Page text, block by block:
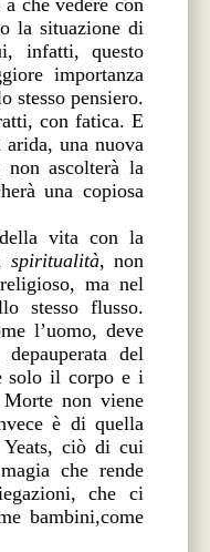
la situazione di
infatti, questo
importanza
stesso pensiero.
con fatica. E
una nuova
ascolterà la
una copiosa
vita con la
spiritualità, non
ma nel
stesso flusso.
l’uomo, deve
depauperata del
solo il corpo e i
non viene
è di quella
ciò di cui
che rende
che ci
bambini,come